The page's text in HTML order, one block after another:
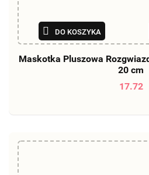
DO KOSZYKA
Maskotka Pluszowa
20 cm
17.72